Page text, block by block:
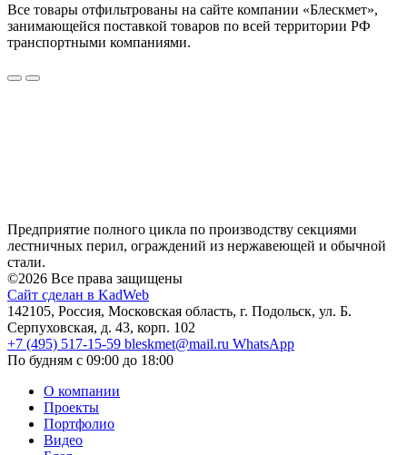
Все товары отфильтрованы на сайте компании «Блескмет»,
занимающейся поставкой товаров по всей территории РФ
транспортными компаниями.
Предприятие полного цикла по производству секциями
лестничных перил, ограждений из нержавеющей и обычной
стали.
©2026 Все права защищены
Сайт сделан в KadWeb
142105, Россия, Московская область, г. Подольск, ул. Б.
Серпуховская, д. 43, корп. 102
+7 (495) 517-15-59 bleskmet@mail.ru WhatsApp
По будням с 09:00 до 18:00
О компании
Проекты
Портфолио
Видео